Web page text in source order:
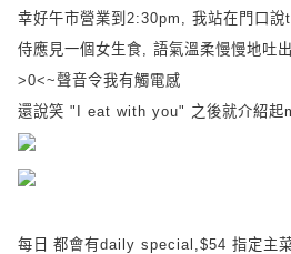
幸好午市營業到 2:30pm, 我站在門口說
侍應見一個女生食, 語氣溫柔慢慢地吐
>0<~聲音令我有觸電感
還說笑 "I eat with you" 之後就介紹起
每日 都會有daily special,$54 指定主